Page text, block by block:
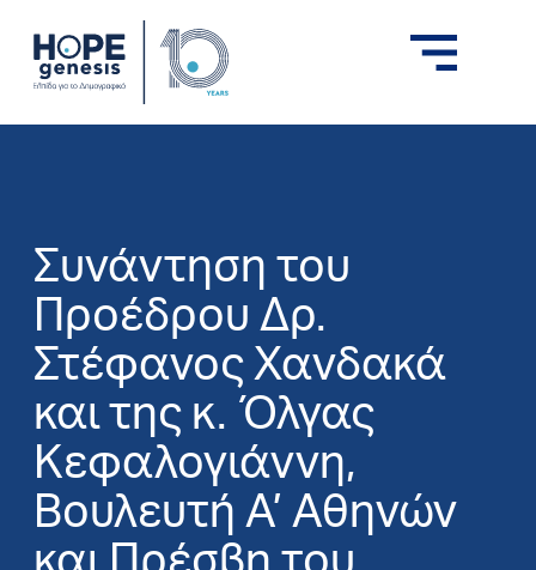
Συνάντηση του
Προέδρου Δρ.
Στέφανος Χανδακά
και της κ. Όλγας
Κεφαλογιάννη,
Βουλευτή Α’ Αθηνών
και Πρέσβη του